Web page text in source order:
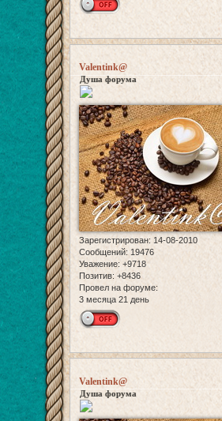
Valentink@
Душа форума
Зарегистрирован: 14-08-2010
Сообщений: 19476
Уважение: +9718
Позитив: +8436
Провел на форуме:
3 месяца 21 день
Valentink@
Душа форума